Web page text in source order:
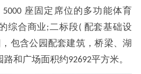
5000 座固定席位的多功能体育
综合商业; 二标段( 配套基础设
包含公园配套建筑，桥梁、湖
路和广场面积约92692平方米。